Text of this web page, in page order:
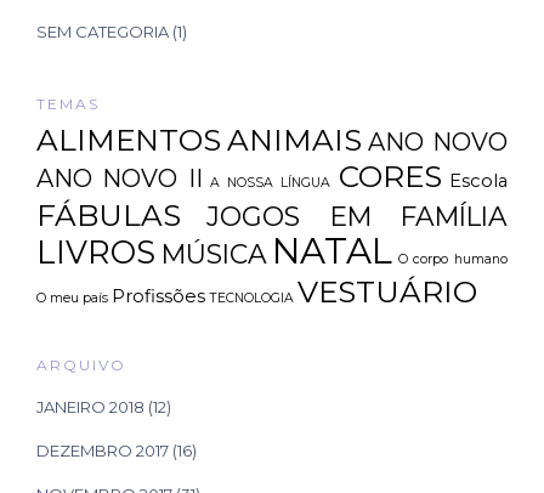
SEM CATEGORIA (1)
TEMAS
ALIMENTOS ANIMAIS ANO NOVO
ANO NOVO II A NOSSA LÍNGUA CORES Escola
FÁBULAS JOGOS EM FAMÍLIA
LIVROS MÚSICA NATAL O corpo humano
O meu país Profissões TECNOLOGIA VESTUÁRIO
ARQUIVO
JANEIRO 2018 (12)
DEZEMBRO 2017 (16)